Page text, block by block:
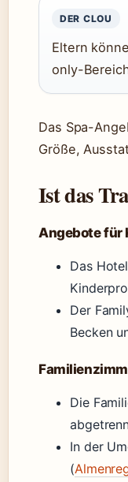
DER CLOU
Eltern
only-
Das Spa-
Größe,
Ist das
Angebote für
Das
Der
Becken
Die
In der
(